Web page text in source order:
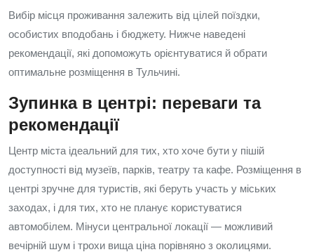
Вибір місця проживання залежить від цілей поїздки,
особистих вподобань і бюджету. Нижче наведені
рекомендації, які допоможуть орієнтуватися й обрати
оптимальне розміщення в Тульчині.
Зупинка в центрі: переваги та
рекомендації
Центр міста ідеальний для тих, хто хоче бути у пішій
доступності від музеїв, парків, театру та кафе. Розміщення в
центрі зручне для туристів, які беруть участь у міських
заходах, і для тих, хто не планує користуватися
автомобілем. Мінуси центральної локації — можливий
вечірній шум і трохи вища ціна порівняно з околицями.